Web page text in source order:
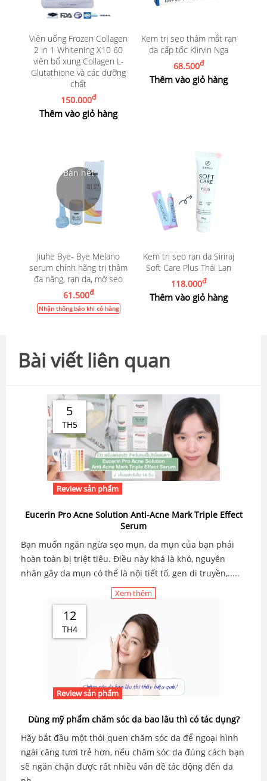
Viên uống Frozen Collagen
2 in 1 Whitening X10 60
viên bổ xung Collagen L-
Glutathione và các dưỡng
chất
150.000đ
Thêm vào giỏ hàng
Kem trị sẹo thâm mắt rạn
da cấp tốc Klirvin Nga
68.500đ
Thêm vào giỏ hàng
Jiuhe Bye- Bye Melano
serum chính hãng trị thâm
đa năng, rạn da, mờ sẹo
61.500đ
Nhận thông báo khi có hàng
Kem trị sẹo rạn da Siriraj
Soft Care Plus Thái Lan
118.000đ
Thêm vào giỏ hàng
Bài viết liên quan
5
TH5
Review sản phẩm
Eucerin Pro Acne Solution Anti-Acne Mark Triple Effect
Serum
Bạn muốn ngăn ngừa sẹo mụn, da mụn của bạn phải
hoàn toàn bị triệt tiêu. Điều này khá là khó, nguyên
nhân gây da mụn có thể là nội tiết tố, gen di truyền,.....
Xem thêm
12
TH4
Review sản phẩm
Dùng mỹ phẩm chăm sóc da bao lâu thì có tác dụng?
Hãy bắt đầu một thói quen chăm sóc da để ngoại hình
ngài căng tươi trẻ hơn, nếu chăm sóc da đúng cách bạn
sẽ ngăn chặn được rất nhiều vấn đề tác động đến da